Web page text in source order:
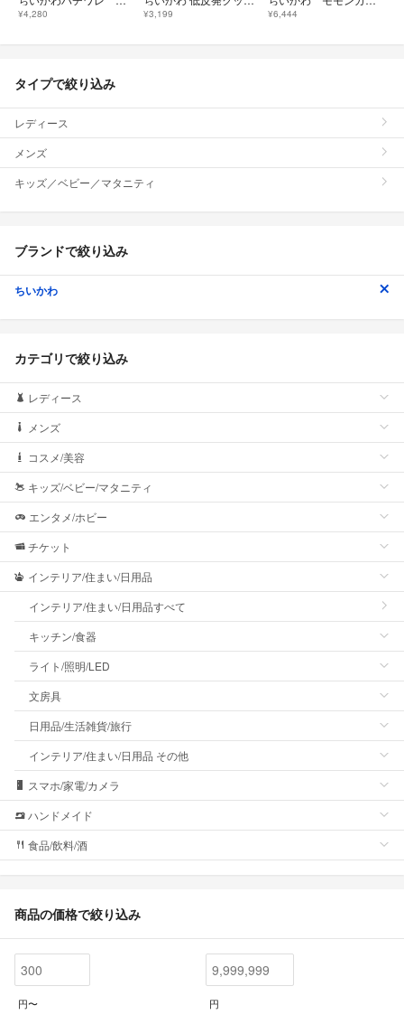
¥4,280 ¥3,199 ¥6,444
タイプで絞り込み
レディース
メンズ
キッズ／ベビー／マタニティ
ブランドで絞り込み
ちいかわ
カテゴリで絞り込み
レディース
メンズ
コスメ/美容
キッズ/ベビー/マタニティ
エンタメ/ホビー
チケット
インテリア/住まい/日用品
インテリア/住まい/日用品すべて
キッチン/食器
ライト/照明/LED
文房具
日用品/生活雑貨/旅行
インテリア/住まい/日用品 その他
スマホ/家電/カメラ
ハンドメイド
食品/飲料/酒
商品の価格で絞り込み
円〜 円